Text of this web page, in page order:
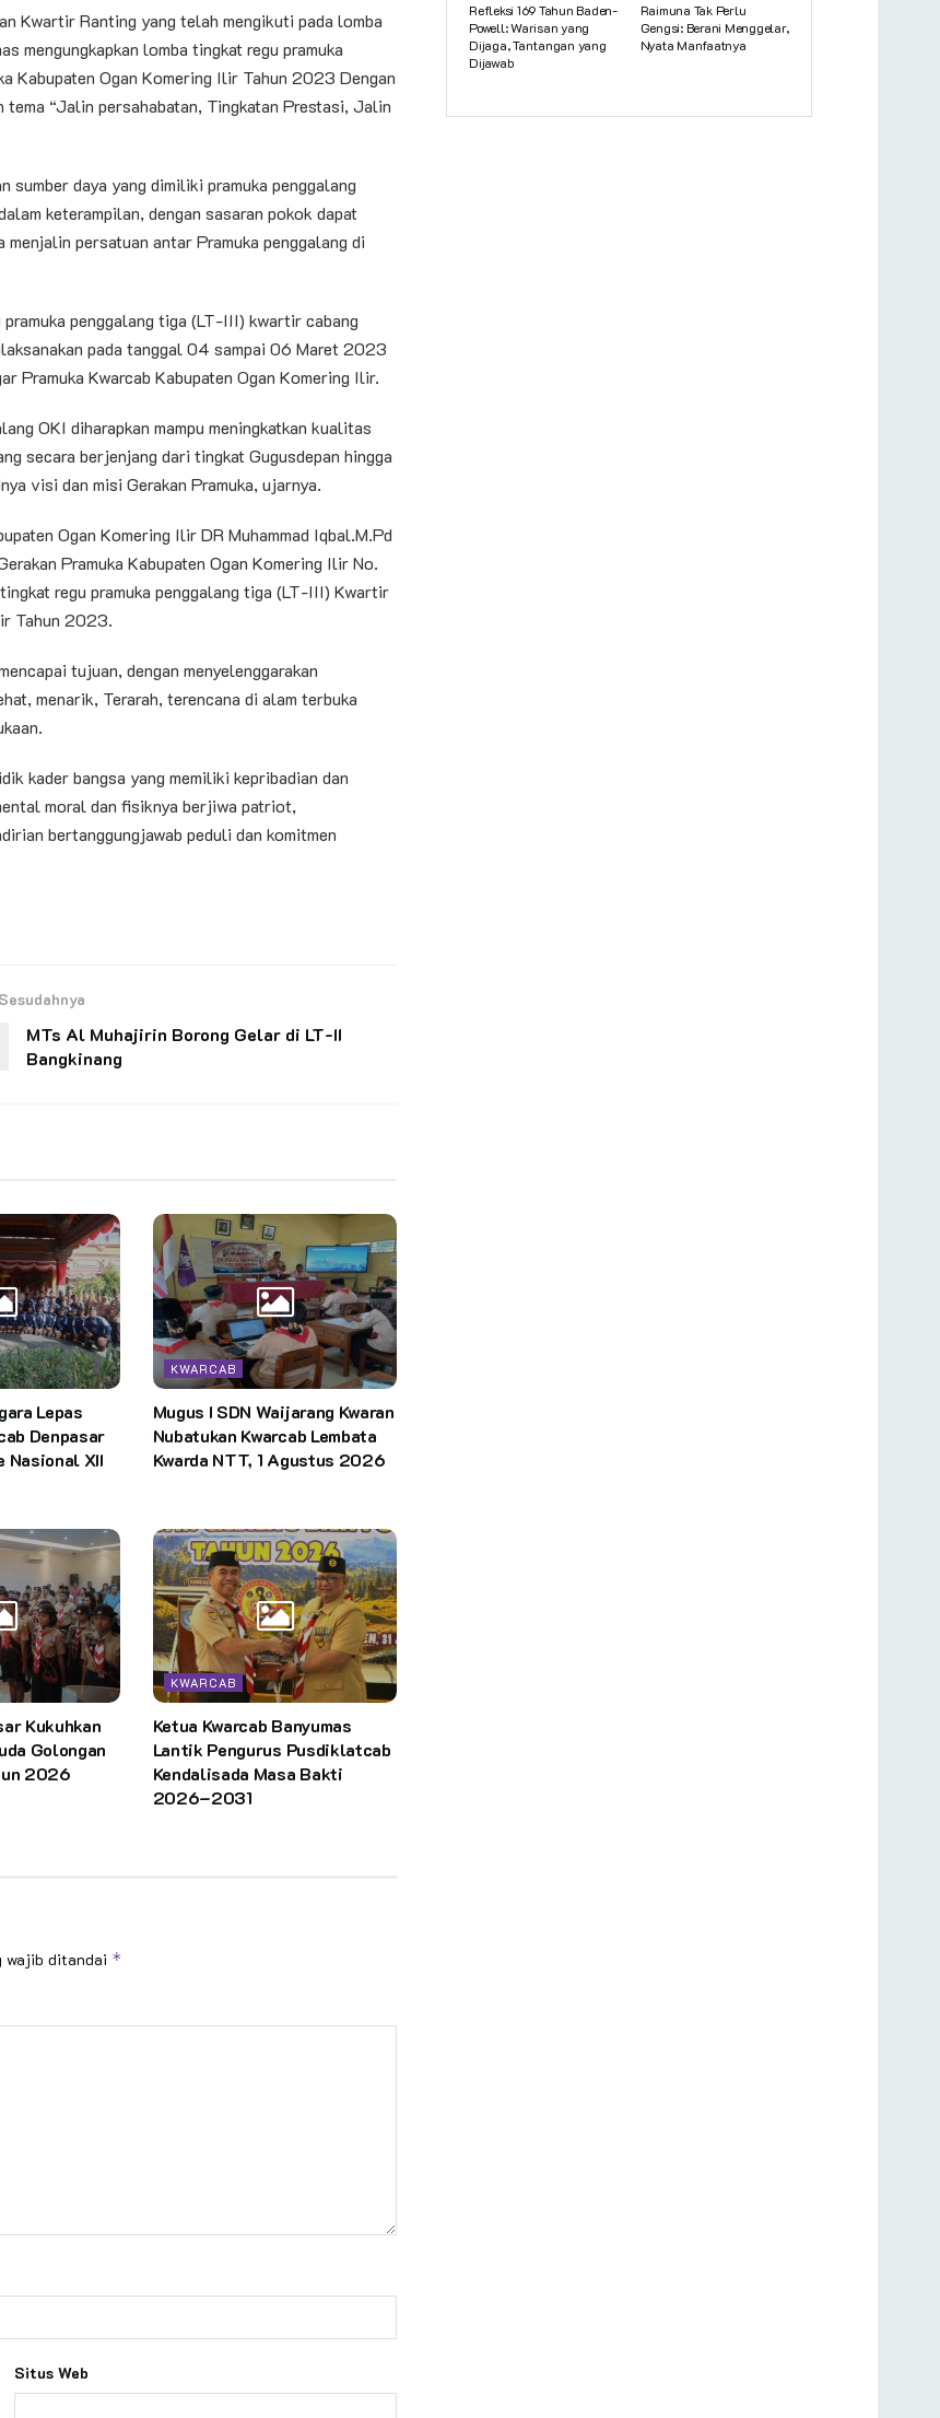
Kwartir Ranting yang telah mengikuti pada lomba
mengungkapkan lomba tingkat regu pramuka
Kabupaten Ogan Komering Ilir Tahun 2023 Dengan
tema “Jalin persahabatan, Tingkatan Prestasi, Jalin
daya yang dimiliki pramuka penggalang
keterampilan, dengan sasaran pokok dapat
persatuan antar Pramuka penggalang di
penggalang tiga (LT-III) kwartir cabang
pada tanggal 04 sampai 06 Maret 2023
Kwarcab Kabupaten Ogan Komering Ilir.
OKI diharapkan mampu meningkatkan kualitas
secara berjenjang dari tingkat Gugusdepan hingga
visi dan misi Gerakan Pramuka, ujarnya.
Ogan Komering Ilir DR Muhammad Iqbal.M.Pd
Pramuka Kabupaten Ogan Komering Ilir No.
regu pramuka penggalang tiga (LT-III) Kwartir
Tahun 2023.
tujuan, dengan menyelenggarakan
menarik, Terarah, terencana di alam terbuka
kader bangsa yang memiliki kepribadian dan
moral dan fisiknya berjiwa patriot,
bertanggungjawab peduli dan komitmen
Sesudahnya
MTs Al Muhajirin Borong Gelar di LT-II
Bangkinang
Lepas
Denpasar
Nasional XII
KWARCAB
Mugus I SDN Waijarang Kwaran
Nubatukan Kwarcab Lembata
Kwarda NTT, 1 Agustus 2026
Kukuhkan
Golongan
2026
KWARCAB
Ketua Kwarcab Banyumas
Lantik Pengurus Pusdiklatcab
Kendalisada Masa Bakti
2026–2031
wajib ditandai *
Situs Web
Refleksi 169 Tahun Baden-
Powell: Warisan yang
Dijaga, Tantangan yang
Dijawab
Raimuna Tak Perlu
Gengsi: Berani Menggelar,
Nyata Manfaatnya